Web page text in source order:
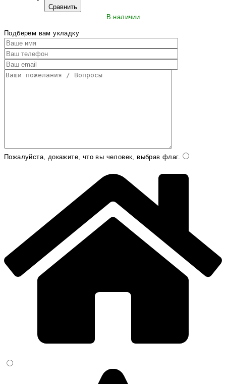
Сравнить
В наличии
Подберем вам укладку
Пожалуйста, докажите, что вы человек, выбрав флаг.